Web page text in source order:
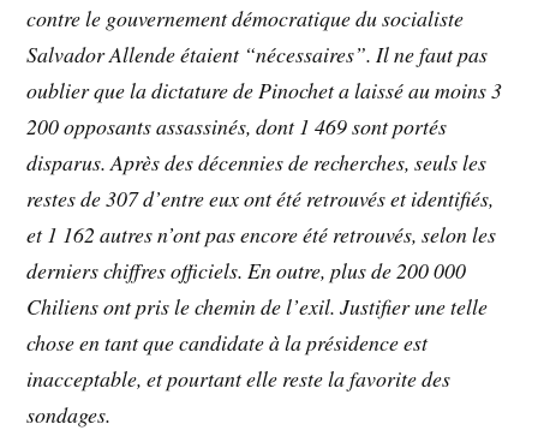
contre le gouvernement démocratique du socialiste
Salvador Allende étaient “nécessaires”. Il ne faut pas
oublier que la dictature de Pinochet a laissé au moins 3
200 opposants assassinés, dont 1 469 sont portés
disparus. Après des décennies de recherches, seuls les
restes de 307 d’entre eux ont été retrouvés et identifiés,
et 1 162 autres n’ont pas encore été retrouvés, selon les
derniers chiffres officiels. En outre, plus de 200 000
Chiliens ont pris le chemin de l’exil. Justifier une telle
chose en tant que candidate à la présidence est
inacceptable, et pourtant elle reste la favorite des
sondages.